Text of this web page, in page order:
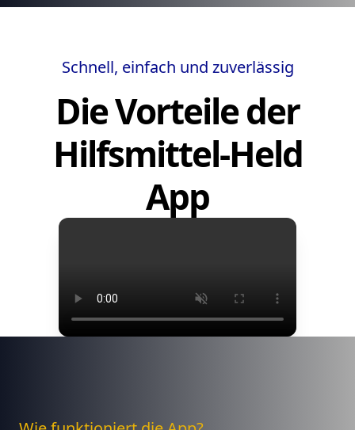
Schnell, einfach und zuverlässig
Die Vorteile der
Hilfsmittel-Held
App